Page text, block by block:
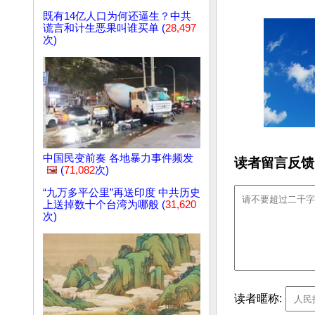
既有14亿人口为何还逼生？中共
谎言和计生恶果叫谁买单 (28,497
次)
中国民变前奏 各地暴力事件频发
🖼️ (71,082次)
“九万多平公里”再送印度 中共历史
上送掉数十个台湾为哪般 (31,620
次)
读者留言反
读者暱称: